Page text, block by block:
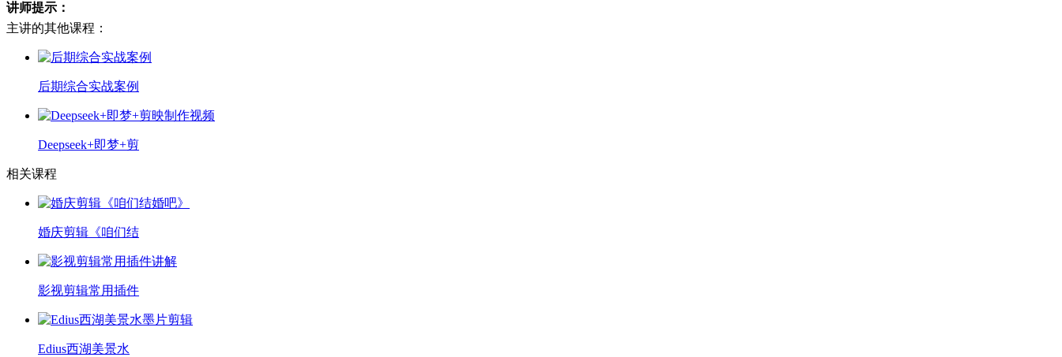
讲师提示：
主讲的其他课程：
后期综合实战案例
Deepseek+即梦+剪
相关课程
婚庆剪辑《咱们结
影视剪辑常用插件
Edius西湖美景水